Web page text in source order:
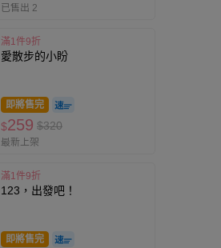
已售出 2
滿1件9折
愛散步的小盼
即將售完
$259 $320
最新上架
滿1件9折
123，出發吧！
即將售完